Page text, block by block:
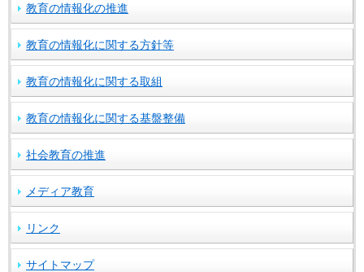
教育の情報化の推進
教育の情報化に関する方針等
教育の情報化に関する取組
教育の情報化に関する基盤整備
社会教育の推進
メディア教育
リンク
サイトマップ